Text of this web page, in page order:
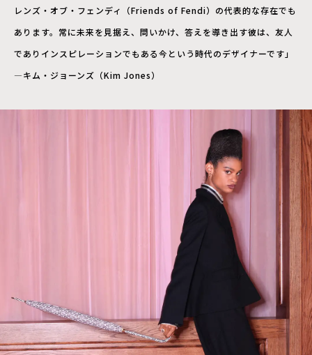
レンズ・オブ・フェンディ（Friends of Fendi）の代表的な存在でも
あります。常に未来を見据え、問いかけ、答えを導き出す彼は、友人
でありインスピレーションでもある今という時代のデザイナーです」
―キム・ジョーンズ（Kim Jones）